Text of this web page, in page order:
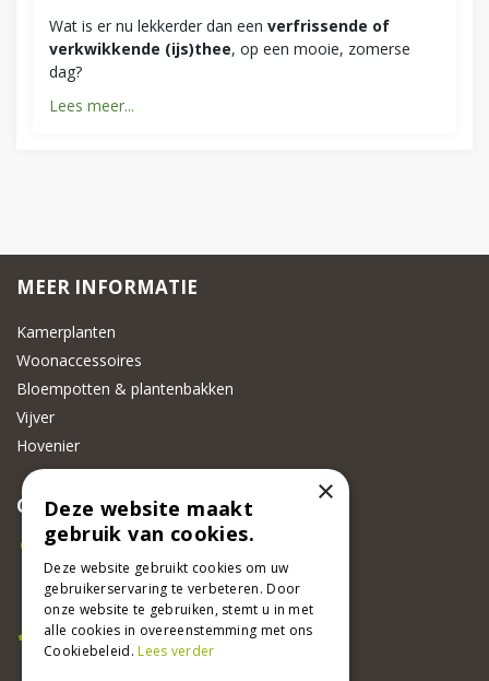
Wat is er nu lekkerder dan een verfrissende of
verkwikkende (ijs)thee, op een mooie, zomerse
dag?
Lees meer...
MEER INFORMATIE
Kamerplanten
Woonaccessoires
Bloempotten & plantenbakken
Vijver
Hovenier
CONTACT
Beeker Tuincentrum
Adsteeg 31
6191 PW Beek
Bel ons
046 437 2881
×
Deze website maakt
gebruik van cookies.
Deze website gebruikt cookies om uw
gebruikerservaring te verbeteren. Door
onze website te gebruiken, stemt u in met
alle cookies in overeenstemming met ons
Cookiebeleid.Lees verder